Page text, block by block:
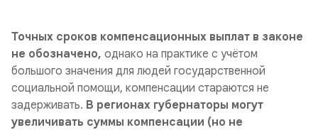
Точных сроков компенсационных выплат в законе
не обозначено, однако на практике с учётом
большого значения для людей государственной
социальной помощи, компенсации стараются не
задерживать. В регионах губернаторы могут
увеличивать суммы компенсации (но не